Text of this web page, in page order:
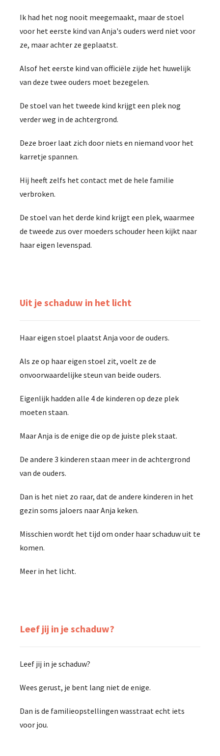
Ik had het nog nooit meegemaakt, maar de stoel
voor het eerste kind van Anja's ouders werd niet voor
ze, maar achter ze geplaatst.
Alsof het eerste kind van officiële zijde het huwelijk
van deze twee ouders moet bezegelen.
De stoel van het tweede kind krijgt een plek nog
verder weg in de achtergrond.
Deze broer laat zich door niets en niemand voor het
karretje spannen.
Hij heeft zelfs het contact met de hele familie
verbroken.
De stoel van het derde kind krijgt een plek, waarmee
de tweede zus over moeders schouder heen kijkt naar
haar eigen levenspad.
Uit je schaduw in het licht
Haar eigen stoel plaatst Anja voor de ouders.
Als ze op haar eigen stoel zit, voelt ze de
onvoorwaardelijke steun van beide ouders.
Eigenlijk hadden alle 4 de kinderen op deze plek
moeten staan.
Maar Anja is de enige die op de juiste plek staat.
De andere 3 kinderen staan meer in de achtergrond
van de ouders.
Dan is het niet zo raar, dat de andere kinderen in het
gezin soms jaloers naar Anja keken.
Misschien wordt het tijd om onder haar schaduw uit te
komen.
Meer in het licht.
Leef jij in je schaduw?
Leef jij in je schaduw?
Wees gerust, je bent lang niet de enige.
Dan is de familieopstellingen wasstraat echt iets
voor jou.